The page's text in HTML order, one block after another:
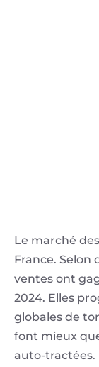
Le marché
France. Selon
ventes ont
2024. Elles
globales de
font mieux
auto-tractées.